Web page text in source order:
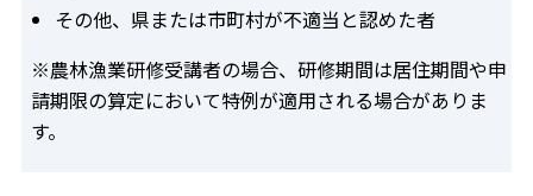
その他、県または市町村が不適当と認めた者
※農林漁業研修受講者の場合、研修期間は居住期間や申
請期限の算定において特例が適用される場合がありま
す。